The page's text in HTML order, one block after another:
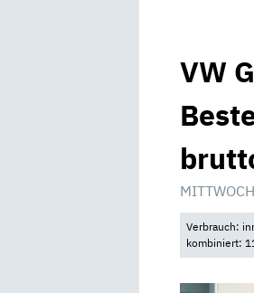
VW
Verbrauch:
kombiniert: